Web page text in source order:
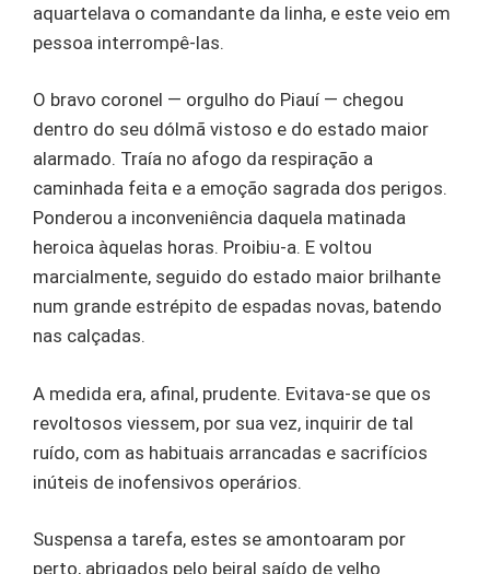
aquartelava o comandante da linha, e este veio em
pessoa interrompê-las.
O bravo coronel — orgulho do Piauí — chegou
dentro do seu dólmã vistoso e do estado maior
alarmado. Traía no afogo da respiração a
caminhada feita e a emoção sagrada dos perigos.
Ponderou a inconveniência daquela matinada
heroica àquelas horas. Proibiu-a. E voltou
marcialmente, seguido do estado maior brilhante
num grande estrépito de espadas novas, batendo
nas calçadas.
A medida era, afinal, prudente. Evitava-se que os
revoltosos viessem, por sua vez, inquirir de tal
ruído, com as habituais arrancadas e sacrifícios
inúteis de inofensivos operários.
Suspensa a tarefa, estes se amontoaram por
perto, abrigados pelo beiral saído de velho